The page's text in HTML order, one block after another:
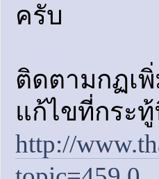
ครับ
ติดตามกฏเ
แก้ไขที่กระ
http://